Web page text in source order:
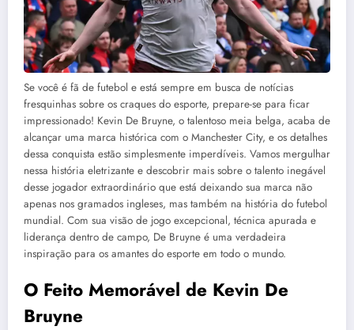
Se você é fã de futebol e está sempre em busca de notícias
fresquinhas sobre os craques do esporte, prepare-se para ficar
impressionado! Kevin De Bruyne, o talentoso meia belga, acaba de
alcançar uma marca histórica com o Manchester City, e os detalhes
dessa conquista estão simplesmente imperdíveis. Vamos mergulhar
nessa história eletrizante e descobrir mais sobre o talento inegável
desse jogador extraordinário que está deixando sua marca não
apenas nos gramados ingleses, mas também na história do futebol
mundial. Com sua visão de jogo excepcional, técnica apurada e
liderança dentro de campo, De Bruyne é uma verdadeira
inspiração para os amantes do esporte em todo o mundo.
O Feito Memorável de Kevin De
Bruyne